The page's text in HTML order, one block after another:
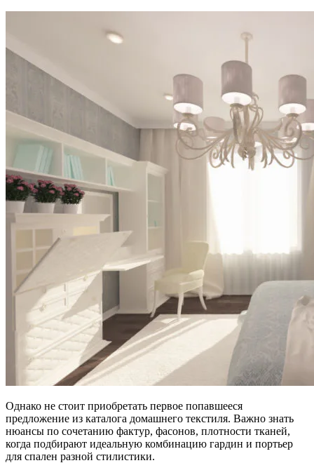
Однако не стоит приобретать первое попавшееся
предложение из каталога домашнего текстиля. Важно знать
нюансы по сочетанию фактур, фасонов, плотности тканей,
когда подбирают идеальную комбинацию гардин и портьер
для спален разной стилистики.